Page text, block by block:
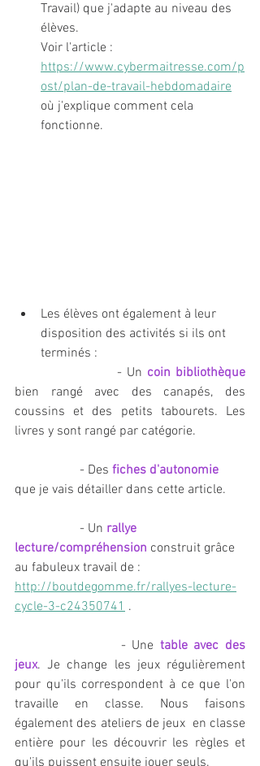
Travail) que j'adapte au niveau des
élèves.
Voir l'article :
https://www.cybermaitresse.com/p
ost/plan-de-travail-hebdomadaire
où j'explique comment cela
fonctionne.
Les élèves ont également à leur
disposition des activités si ils ont
terminés :
			- Un
bien rangé avec des canapés, des
coussins et des petits tabourets. Les
livres y sont rangé par catégorie.
		- Des
fiches d'autonomie
que je vais détailler dans cette article.
		- Un
rallye
lecture/compréhension construit grâce
au fabuleux travail de :
http://boutdegomme.fr/rallyes-lecture-
cycle-3-c24350741 .
			- Une
table avec des
jeux. Je change les jeux régulièrement
pour qu'ils correspondent à ce que l'on
travaille en classe. Nous faisons
également des ateliers de jeux  en classe
entière pour les découvrir les règles et
qu'ils puissent ensuite jouer seuls.